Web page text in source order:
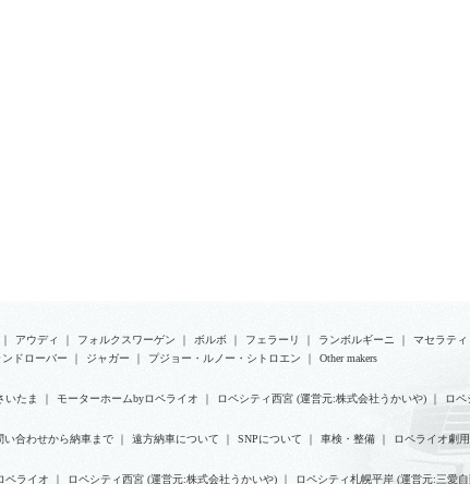
｜ アウディ ｜ フォルクスワーゲン ｜ ボルボ ｜ フェラーリ ｜ ランボルギーニ ｜ マセラティ
ンドローバー ｜ ジャガー ｜ プジョー・ルノー・シトロエン ｜
Other makers
いたま ｜ モーターホームbyロペライオ ｜ ロペシティ西宮 (運営元:株式会社うかいや) ｜ ロペ
い合わせから納車まで ｜ 遠方納車について ｜ SNPについて ｜ 車検・整備 ｜
ロペライオ劇
ペライオ ｜ ロペシティ西宮 (運営元:株式会社うかいや) ｜ ロペシティ札幌平岸 (運営元:三愛